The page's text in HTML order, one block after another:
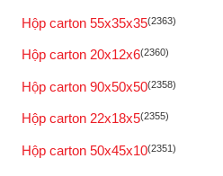
Hộp carton 55x35x35(2363)
Hộp carton 20x12x6(2360)
Hộp carton 90x50x50(2358)
Hộp carton 22x18x5(2355)
Hộp carton 50x45x10(2351)